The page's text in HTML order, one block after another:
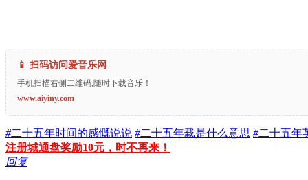
📱 扫码访问爱音乐网
手机扫描右侧二维码,随时下载音乐！
www.aiyiny.com
#二十五年时间的感慨说说 #二十五年载是什么意思 #二十五年
注册城通盘奖励10元，时不再来！
回复